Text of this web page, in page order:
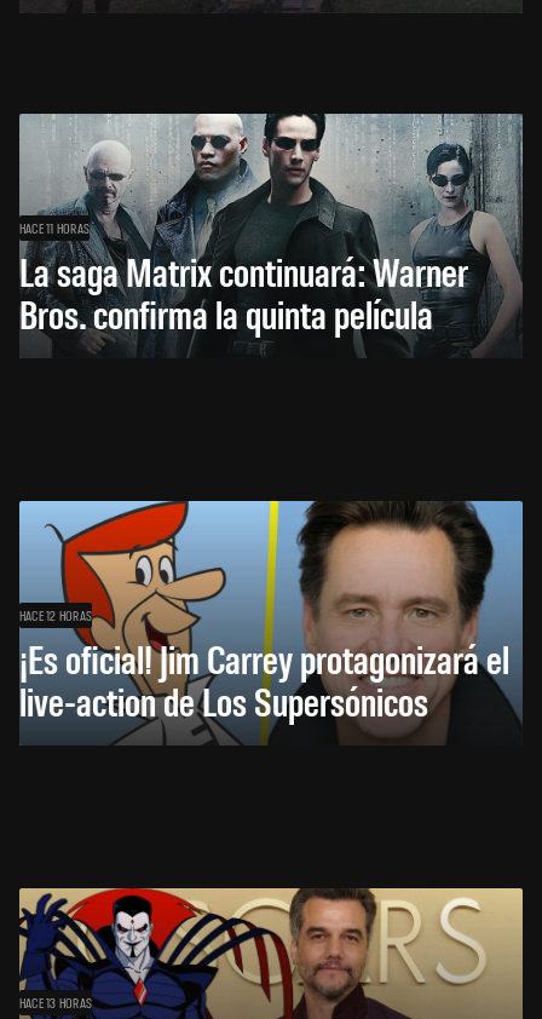
HACE 11 HORAS
La saga Matrix continuará: Warner
Bros. confirma la quinta película
HACE 12 HORAS
¡Es oficial! Jim Carrey protagonizará el
live-action de Los Supersónicos
HACE 13 HORAS